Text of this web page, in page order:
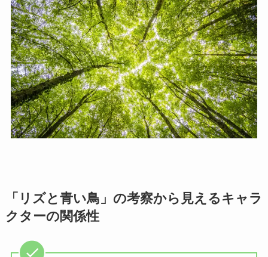
「リズと青い鳥」の考察から見えるキャラ
クターの関係性